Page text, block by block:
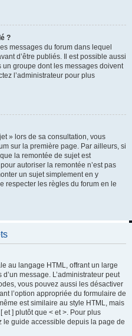
?
messages du forum dans lequel
d’être publiés. Il est possible aussi
un groupe dont les messages doivent
l’administrateur pour plus
» lors de sa consultation, vous
sur la première page. Par ailleurs, si
la remontée de sujet est
autoriser la remontée n’est pas
un sujet simplement en y
respecter les règles du forum en le
au langage HTML, offrant un large
message. L’administrateur peut
vous pouvez aussi les désactiver
l’option appropriée du formulaire de
est similaire au style HTML, mais
] plutôt que < et >. Pour plus
le guide accessible depuis la page de